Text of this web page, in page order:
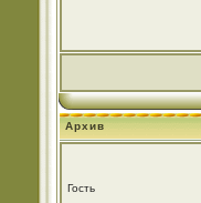
Архив
Гость